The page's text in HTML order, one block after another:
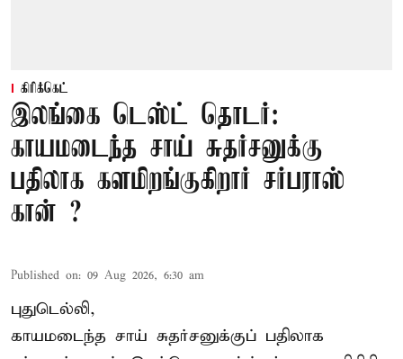
கிரிக்கெட்
இலங்கை டெஸ்ட் தொடர்:
காயமடைந்த சாய் சுதர்சனுக்கு
பதிலாக களமிறங்குகிறார் சர்பராஸ்
கான் ?
Published on: 09 Aug 2026, 6:30 am
புதுடெல்லி,
காயமடைந்த சாய் சுதர்சனுக்குப் பதிலாக